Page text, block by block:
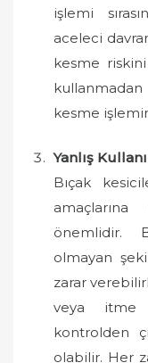
işlemi
aceleci
kesme riskini
kesme
Yanlış
Bıçak
önemlidir.
olmayan
zarar
veya itme
kontrolden
olabilir. Her